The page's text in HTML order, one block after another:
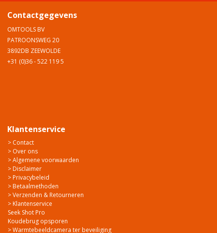
Contactgegevens
OMTOOLS BV
PATROONSWEG 20
3892DB ZEEWOLDE
+31 (0)36 - 522 119 5
Klantenservice
> Contact
> Over ons
> Algemene voorwaarden
> Disclaimer
> Privacybeleid
> Betaalmethoden
> Verzenden & Retourneren
> Klantenservice
Seek Shot Pro
Koudebrug opsporen
> Warmtebeeldcamera ter beveiliging